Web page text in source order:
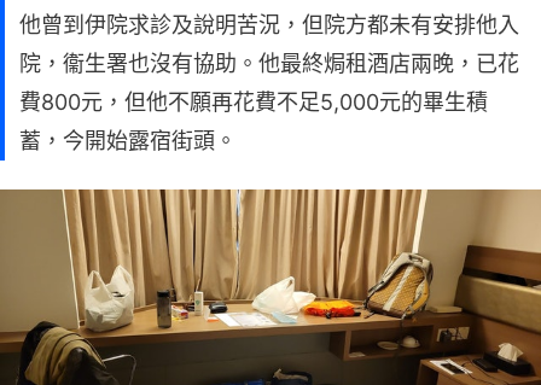
他曾到伊院求診及說明苦況，但院方都未有安排他入
院，衞生署也沒有協助。他最終焗租酒店兩晚，已花
費800元，但他不願再花費不足5,000元的畢生積
蓄，今開始露宿街頭。